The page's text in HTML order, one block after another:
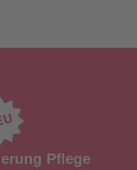
Pflege